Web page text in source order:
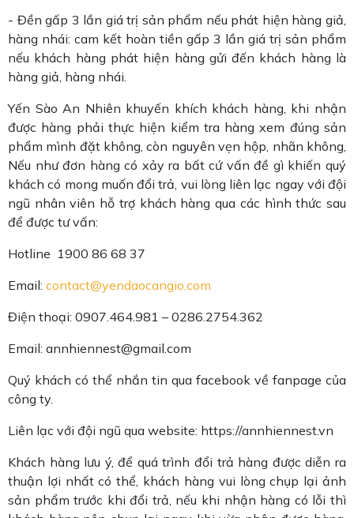
- Đền gấp 3 lần giá trị sản phẩm nếu phát hiện hàng giả,
hàng nhái: cam kết hoàn tiền gấp 3 lần giá trị sản phẩm
nếu khách hàng phát hiện hàng gửi đến khách hàng là
hàng giả, hàng nhái.
Yến Sào An Nhiên khuyến khích khách hàng, khi nhận
được hàng phải thực hiện kiểm tra hàng xem đúng sản
phẩm mình đặt không, còn nguyên vẹn hộp, nhãn không,
Nếu như đơn hàng có xảy ra bất cứ vấn đề gì khiến quý
khách có mong muốn đổi trả, vui lòng liên lạc ngay với đội
ngũ nhân viên hỗ trợ khách hàng qua các hình thức sau
để được tư vấn:
Hotline 1900 86 68 37
Email: contact@yendaocangio.com
Điện thoại: 0907.464.981 – 0286.2754.362
Email: annhiennest@gmail.com
Quý khách có thể nhắn tin qua facebook về fanpage của
công ty.
Liên lạc với đội ngũ qua website: https://annhiennest.vn
Khách hàng lưu ý, để quá trình đổi trả hàng được diễn ra
thuận lợi nhất có thể, khách hàng vui lòng chụp lại ảnh
sản phẩm trước khi đổi trả, nếu khi nhận hàng có lỗi thì